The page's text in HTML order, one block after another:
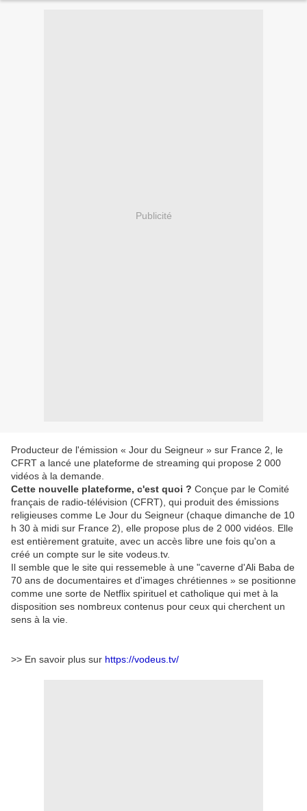
Publicité
Producteur de l'émission « Jour du Seigneur » sur France 2, le
CFRT a lancé une plateforme de streaming qui propose 2 000
vidéos à la demande.
Cette nouvelle plateforme, c'est quoi ? Conçue par le Comité
français de radio-télévision (CFRT), qui produit des émissions
religieuses comme Le Jour du Seigneur (chaque dimanche de 10
h 30 à midi sur France 2), elle propose plus de 2 000 vidéos. Elle
est entièrement gratuite, avec un accès libre une fois qu'on a
créé un compte sur le site vodeus.tv.
Il semble que le site qui ressemeble à une "caverne d'Ali Baba de
70 ans de documentaires et d'images chrétiennes » se positionne
comme une sorte de Netflix spirituel et catholique qui met à la
disposition ses nombreux contenus pour ceux qui cherchent un
sens à la vie.
>> En savoir plus sur https://vodeus.tv/